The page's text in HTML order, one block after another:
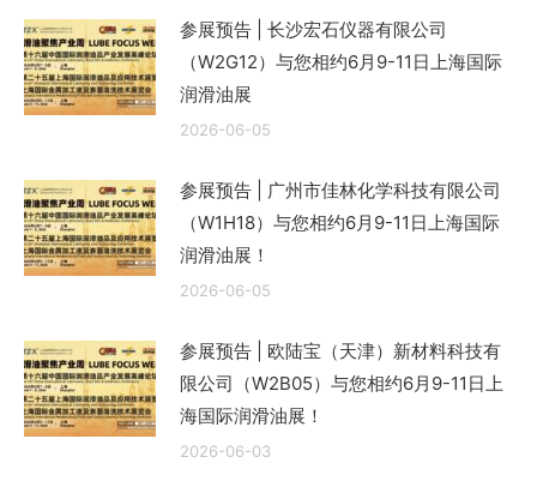
参展预告 | 长沙宏石仪器有限公司
（W2G12）与您相约6月9-11日上海国际
润滑油展
2026-06-05
参展预告 | 广州市佳林化学科技有限公司
（W1H18）与您相约6月9-11日上海国际
润滑油展！
2026-06-05
参展预告 | 欧陆宝（天津）新材料科技有
限公司（W2B05）与您相约6月9-11日上
海国际润滑油展！
2026-06-03